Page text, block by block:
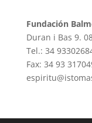
Fundación
Duran i Bas 9.
Tel.: 34
Fax: 34 93